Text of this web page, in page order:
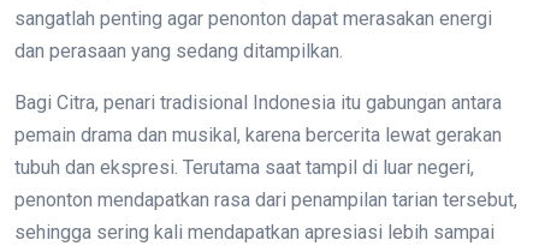
sangatlah penting agar penonton dapat merasakan energi
dan perasaan yang sedang ditampilkan.
Bagi Citra, penari tradisional Indonesia itu gabungan antara
pemain drama dan musikal, karena bercerita lewat gerakan
tubuh dan ekspresi. Terutama saat tampil di luar negeri,
penonton mendapatkan rasa dari penampilan tarian tersebut,
sehingga sering kali mendapatkan apresiasi lebih sampai